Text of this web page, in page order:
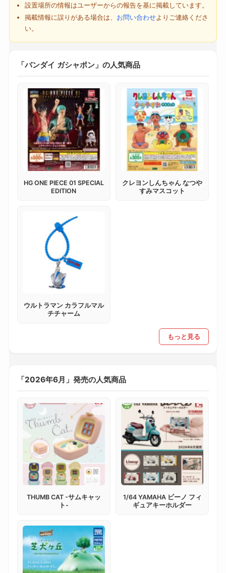
設置場所の情報はユーザーからの報告を基に掲載しています。
掲載情報に誤りがある場合は、 お問い合わせよりご連絡くださ
い。
「バンダイ ガシャポン」の人気商品
HG ONE PIECE 01 SPECIAL
EDITION
クレヨンしんちゃん なつや
すみマスコット
ウルトラマン カラフルマル
チチャーム
もっと見る
「2026年6月」発売の人気商品
THUMB CAT -サムキャッ
ト-
1/64 YAMAHA ビーノ フィ
ギュアキーホルダー